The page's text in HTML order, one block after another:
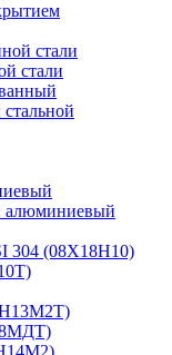
стали
стали
алюминиевый
304 (08Х18Н10)